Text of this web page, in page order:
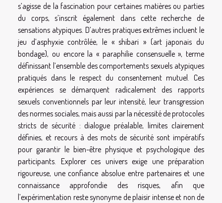
s’agisse de la fascination pour certaines matières ou parties
du corps, s’inscrit également dans cette recherche de
sensations atypiques. D’autres pratiques extrêmes incluent le
jeu d’asphyxie contrôlée, le « shibari » (art japonais du
bondage), ou encore la « paraphilie consensuelle », terme
définissant l’ensemble des comportements sexuels atypiques
pratiqués dans le respect du consentement mutuel. Ces
expériences se démarquent radicalement des rapports
sexuels conventionnels par leur intensité, leur transgression
des normes sociales, mais aussi par la nécessité de protocoles
stricts de sécurité : dialogue préalable, limites clairement
définies, et recours à des mots de sécurité sont impératifs
pour garantir le bien-être physique et psychologique des
participants. Explorer ces univers exige une préparation
rigoureuse, une confiance absolue entre partenaires et une
connaissance approfondie des risques, afin que
l’expérimentation reste synonyme de plaisir intense et non de